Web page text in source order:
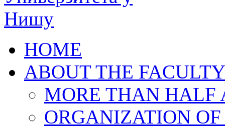
HOME
ABOUT THE FACULTY
MORE THAN HALF
ORGANIZATION